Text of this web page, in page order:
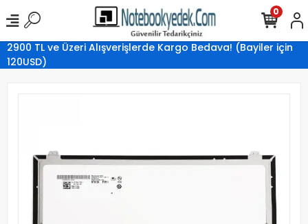
2900 TL ve Üzeri Alışverişlerde Kargo Bedava! (Bayiler için
120USD)
0